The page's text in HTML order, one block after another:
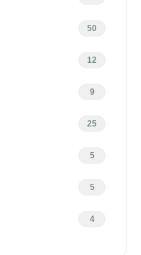
50
12
9
25
5
5
4